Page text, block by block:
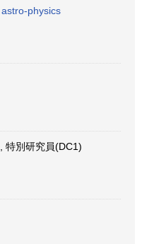
physics
特別研究員(DC1)